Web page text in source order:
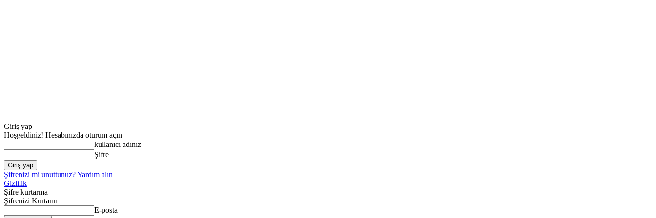
Giriş yap
Hoşgeldiniz! Hesabınızda oturum açın.
kullanıcı adınız
Şifre
Şifrenizi mi unuttunuz? Yardım alın
Gizlilik
Şifre kurtarma
Şifrenizi Kurtarın
E-posta